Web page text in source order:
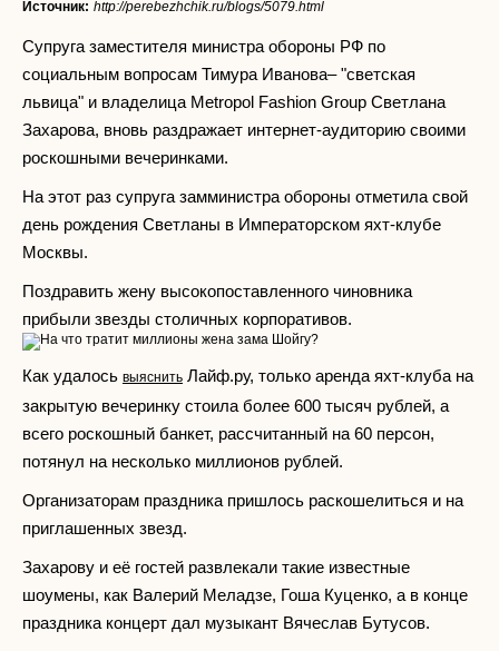
Источник: http://perebezhchik.ru/blogs/5079.html
Супруга заместителя министра обороны РФ по
социальным вопросам Тимура Иванова– "светская
львица" и владелица Metropol Fashion Group Светлана
Захарова, вновь раздражает интернет-аудиторию своими
роскошными вечеринками.
На этот раз супруга замминистра обороны отметила свой
день рождения Светланы в Императорском яхт-клубе
Москвы.
Поздравить жену высокопоставленного чиновника
прибыли звезды столичных корпоративов.
Как удалось выяснить Лайф.ру, только аренда яхт-клуба на
закрытую вечеринку стоила более 600 тысяч рублей, а
всего роскошный банкет, рассчитанный на 60 персон,
потянул на несколько миллионов рублей.
Организаторам праздника пришлось раскошелиться и на
приглашенных звезд.
Захарову и её гостей развлекали такие известные
шоумены, как Валерий Меладзе, Гоша Куценко, а в конце
праздника концерт дал музыкант Вячеслав Бутусов.